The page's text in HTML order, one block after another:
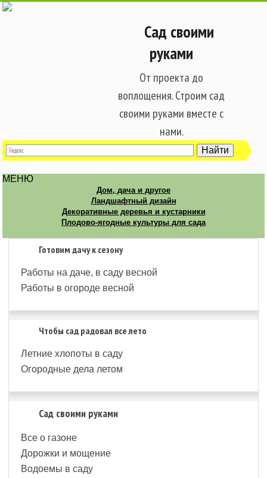
Сад своими
руками
От проекта до
воплощения. Строим сад
своими руками вместе с
нами.
МЕНЮ
Дом, дача и другое
Ландшафтный дизайн
Декоративные деревья и кустарники
Плодово-ягодные культуры для сада
Готовим дачу к сезону
Работы на даче, в саду весной
Работы в огороде весной
Чтобы сад радовал все лето
Летние хлопоты в саду
Огородные дела летом
Сад своими руками
Все о газоне
Дорожки и мощение
Водоемы в саду